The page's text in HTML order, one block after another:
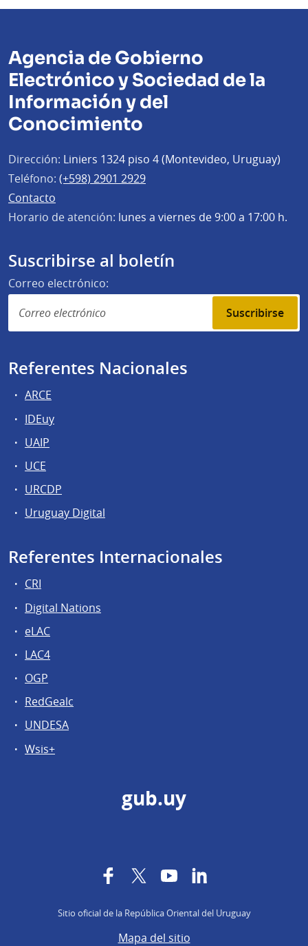
Agencia de Gobierno
Electrónico y Sociedad de la
Información y del
Conocimiento
Dirección: Liniers 1324 piso 4 (Montevideo, Uruguay)
Teléfono: (+598) 2901 2929
Contacto
Horario de atención: lunes a viernes de 9:00 a 17:00 h.
Suscribirse al boletín
Correo electrónico:
Suscribirse
Referentes Nacionales
ARCE
IDEuy
UAIP
UCE
URCDP
Uruguay Digital
Referentes Internacionales
CRI
Digital Nations
eLAC
LAC4
OGP
RedGealc
UNDESA
Wsis+
gub.uy
FacebookTwitterYouTube
Sitio oficial de la República Oriental del Uruguay
Mapa del sitio